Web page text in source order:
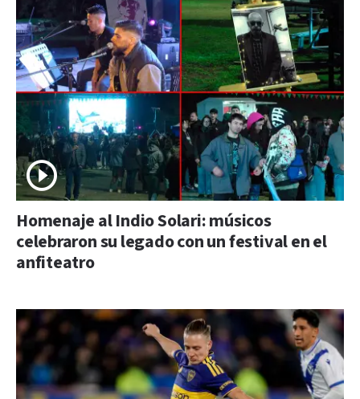
Homenaje al Indio Solari: músicos
celebraron su legado con un festival en el
anfiteatro